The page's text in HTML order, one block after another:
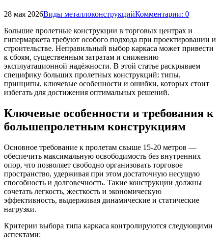
28 мая 2026Виды металлоконструкцийКомментарии: 0
Большие пролетные конструкции в торговых центрах и
гипермаркета требуют особого подхода при проектировании и
строительстве. Неправильный выбор каркаса может привести
к сбоям, существенным затратам и снижению
эксплуатационной надёжности. В этой статье раскрываем
специфику больших пролетных конструкций: типы,
принципы, ключевые особенности и ошибки, которых стоит
избегать для достижения оптимальных решений.
Ключевые особенности и требования к
большепролетным конструкциям
Основное требование к пролетам свыше 15-20 метров —
обеспечить максимальную освободимость без внутренних
опор, что позволяет свободно организовать торговое
пространство, удерживая при этом достаточную несущую
способность и долговечность. Такие конструкции должны
сочетать легкость, жесткость и экономическую
эффективность, выдерживая динамические и статические
нагрузки.
Критерии выбора типа каркаса контролируются следующими
аспектами: